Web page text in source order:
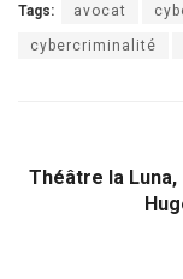
Tags: avocat
cybercriminalité
Théâtre la Luna,